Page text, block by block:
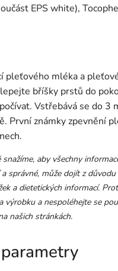
EPS white),
pleťového mléka a
bříšky prstů do
Vstřebává se do 3
První známky zpevnění
aby všechny
správné, může dojít z důvodu
a dietetických informací.
výrobku a nespoléhejte se
našich stránkách.